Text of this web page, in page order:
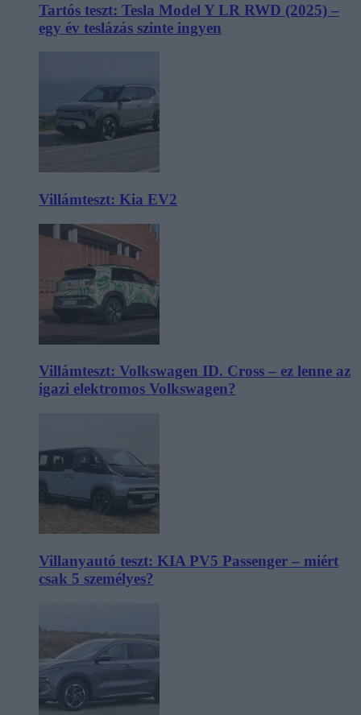
Tartós teszt: Tesla Model Y LR RWD (2025) –
egy év teslázás szinte ingyen
Villámteszt: Kia EV2
Villámteszt: Volkswagen ID. Cross – ez lenne az
igazi elektromos Volkswagen?
Villanyautó teszt: KIA PV5 Passenger – miért
csak 5 személyes?